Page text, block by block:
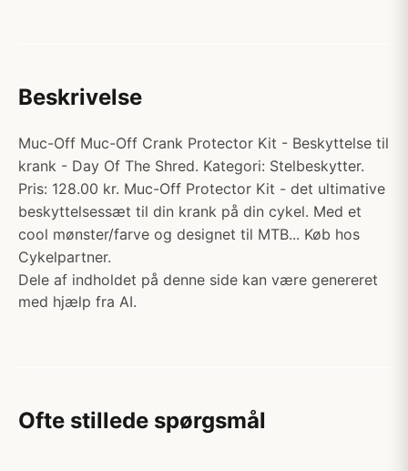
Beskrivelse
Muc-Off Muc-Off Crank Protector Kit - Beskyttelse til
krank - Day Of The Shred. Kategori: Stelbeskytter.
Pris: 128.00 kr. Muc-Off Protector Kit - det ultimative
beskyttelsessæt til din krank på din cykel. Med et
cool mønster/farve og designet til MTB... Køb hos
Cykelpartner.
Dele af indholdet på denne side kan være genereret
med hjælp fra AI.
Ofte stillede spørgsmål